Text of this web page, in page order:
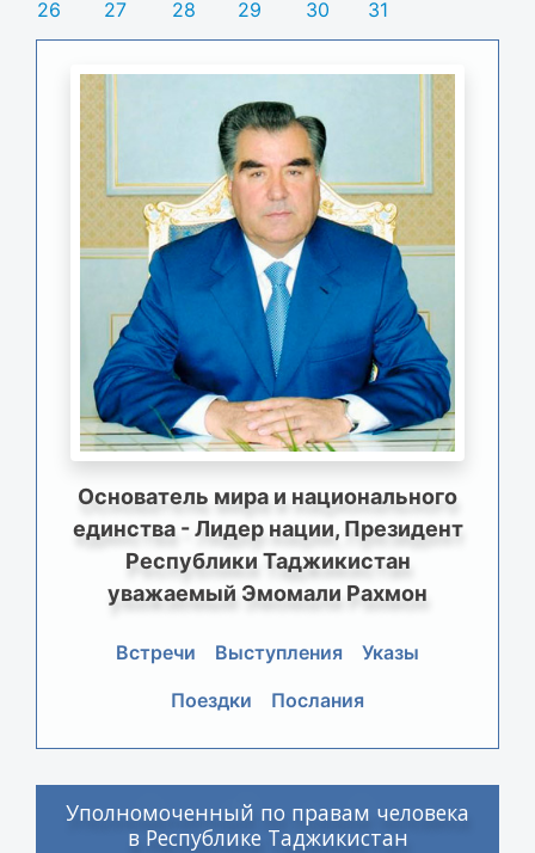
26 27 28 29 30 31
Основатель мира и национального
единства - Лидер нации, Президент
Республики Таджикистан
уважаемый Эмомали Рахмон
Встречи Выступления
Указы
Поездки
Послания
Уполномоченный по правам человека
в Республике Таджикистан